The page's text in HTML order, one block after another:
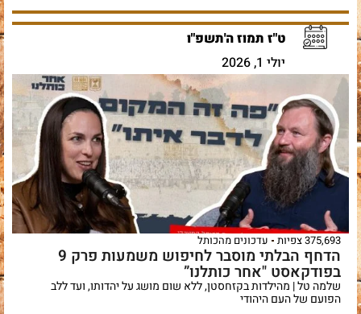
ט"ז תמוז ה'תשפ"ו
יולי 1, 2026
375,693 צפיות עדכונים מהכותל
הדחף הבלתי מוסבר לחיפוש משמעות פרק 9
בפודקאסט "אחר כותלנו”
שלמה טל | מהילדות בקזחסטן, ללא שום מושג על יהדותו, ועד ללב
הפועם של העם היהודי